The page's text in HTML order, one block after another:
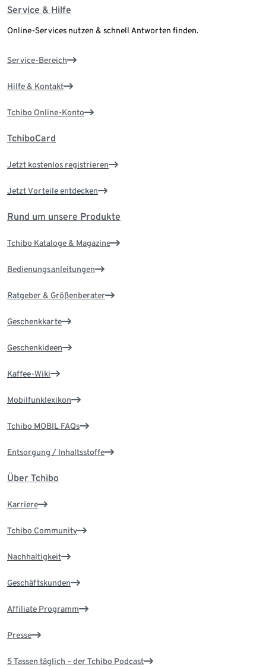
Service & Hilfe
Online-Services nutzen & schnell Antworten finden.
Service-Bereich
Hilfe & Kontakt
Tchibo Online-Konto
TchiboCard
Jetzt kostenlos registrieren
Jetzt Vorteile entdecken
Rund um unsere Produkte
Tchibo Kataloge & Magazine
Bedienungsanleitungen
Ratgeber & Größenberater
Geschenkkarte
Geschenkideen
Kaffee-Wiki
Mobilfunklexikon
Tchibo MOBIL FAQs
Entsorgung / Inhaltsstoffe
Über Tchibo
Karriere
Tchibo Community
Nachhaltigkeit
Geschäftskunden
Affiliate Programm
Presse
5 Tassen täglich – der Tchibo Podcast